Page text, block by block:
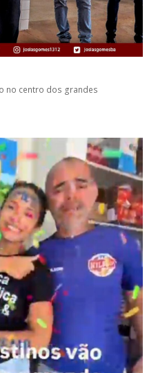
no centro dos grandes